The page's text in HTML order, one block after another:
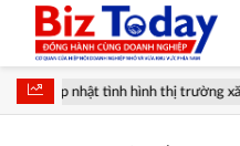
Cập nhật tình hình thị trường xăng